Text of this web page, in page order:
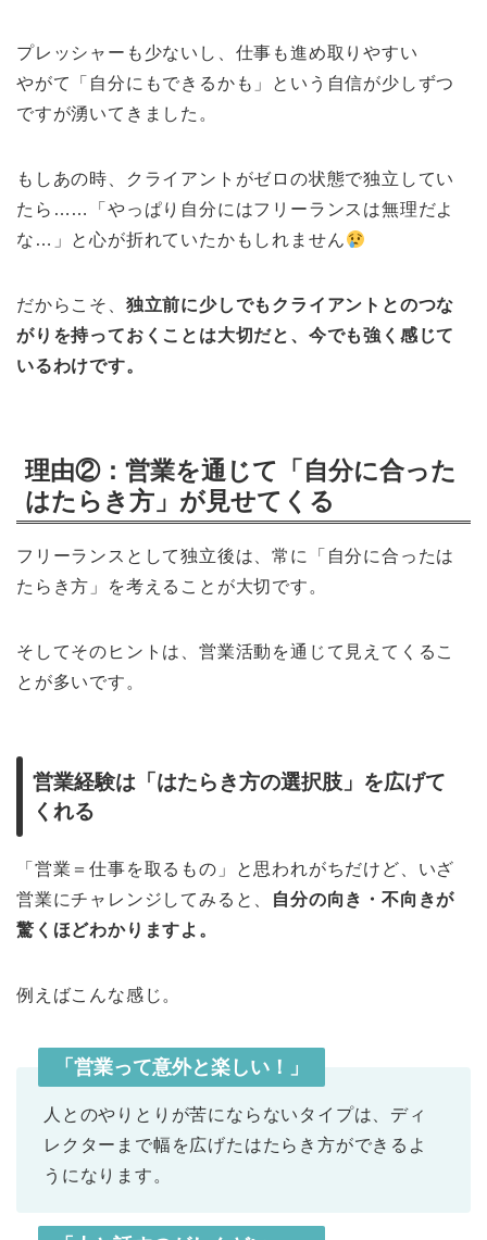
プレッシャーも少ないし、仕事も進め取りやすい
やがて「自分にもできるかも」という自信が少しずつ
ですが湧いてきました。
もしあの時、クライアントがゼロの状態で独立してい
たら……「やっぱり自分にはフリーランスは無理だよ
な…」と心が折れていたかもしれません
だからこそ、 独立前に少しでもクライアントとのつな
がりを持っておくことは大切だと、今でも強く感じて
いるわけです。
理由②：営業を通じて「自分に合った
はたらき方」が見せてくる
フリーランスとして独立後は、常に「自分に合ったは
たらき方」を考えることが大切です。
そしてそのヒントは、営業活動を通じて見えてくるこ
とが多いです。
営業経験は「はたらき方の選択肢」を広げて
くれる
「営業＝仕事を取るもの」と思われがちだけど、いざ
営業にチャレンジしてみると、
自分の向き・不向きが
驚くほどわかりますよ。
例えばこんな感じ。
「営業って意外と楽しい！」
人とのやりとりが苦にならないタイプは、ディ
レクターまで幅を広げたはたらき方ができるよ
うになります。